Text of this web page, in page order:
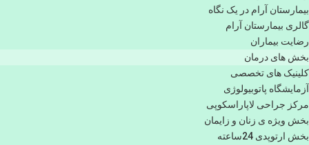
بیمارستان آرام در یک نگاه
گالری بیمارستان آرام
رضایت بیماران
بخش های درمان
کلینیک های تخصصی
آزمایشگاه پاتوبیولوژی
مرکز جراحی لاپاراسکوپی
بخش ویژه ی زنان و زایمان
بخش ارتوپدی 24ساعته